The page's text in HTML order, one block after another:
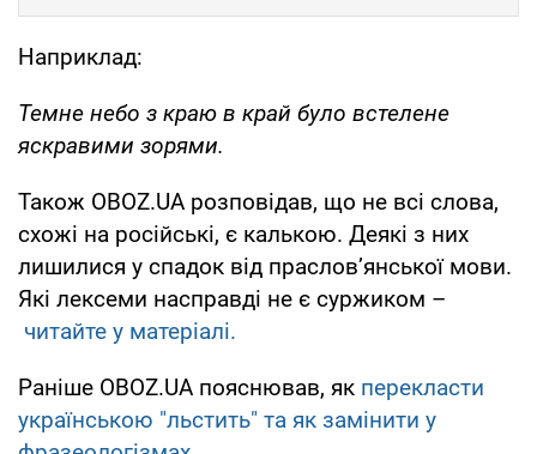
Наприклад:
Темне небо з краю в край було встелене
яскравими зорями.
Також OBOZ.UA розповідав, що не всі слова,
схожі на російські, є калькою. Деякі з них
лишилися у спадок від праслов’янської мови.
Які лексеми насправді не є суржиком –
читайте у матеріалі.
Раніше OBOZ.UA пояснював, як перекласти
українською "льстить" та як замінити у